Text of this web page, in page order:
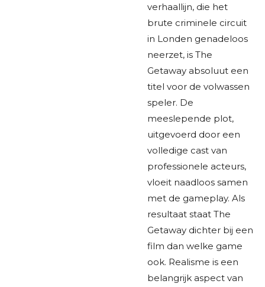
verhaallijn, die het
brute criminele circuit
in Londen genadeloos
neerzet, is The
Getaway absoluut een
titel voor de volwassen
speler. De
meeslepende plot,
uitgevoerd door een
volledige cast van
professionele acteurs,
vloeit naadloos samen
met de gameplay. Als
resultaat staat The
Getaway dichter bij een
film dan welke game
ook. Realisme is een
belangrijk aspect van